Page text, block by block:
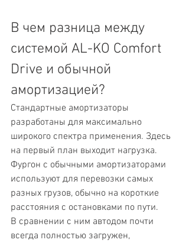
В чем разница между
системой AL-KO Comfort
Drive и обычной
амортизацией?
Стандартные амортизаторы
разработаны для максимально
широкого спектра применения. Здесь
на первый план выходит нагрузка.
Фургон с обычными амортизаторами
используют для перевозки самых
разных грузов, обычно на короткие
расстояния с остановками по пути.
В сравнении с ним автодом почти
всегда полностью загружен,